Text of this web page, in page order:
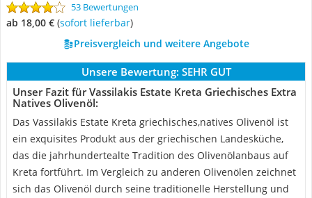
53 Bewertungen
ab 18,00 € ( Sofort lieferbar)
Preisvergleich und weitere Angebote
Unsere Bewertung: SEHR GUT
Unser Fazit für Vassilakis Estate Kreta Griechisches Extra
Natives Olivenöl:
Das Vassilakis Estate Kreta griechisches,natives Olivenöl ist
ein exquisites Produkt aus der griechischen Landesküche,
das die jahrhundertealte Tradition des Olivenölanbaus auf
Kreta fortführt. Im Vergleich zu anderen Olivenölen zeichnet
sich das Olivenöl durch seine traditionelle Herstellung und